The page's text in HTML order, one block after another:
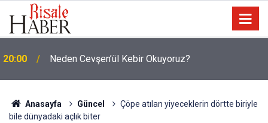
19:25 Dost Tv Kurucusu Yaşar Erdoğan vefat etti
Anasayfa Güncel
Çöpe atılan yiyeceklerin dörtte biriyle
bile dünyadaki açlık biter